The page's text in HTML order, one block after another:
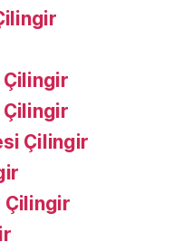
Çilingir
Çilingir
Çilingir
Çilingir